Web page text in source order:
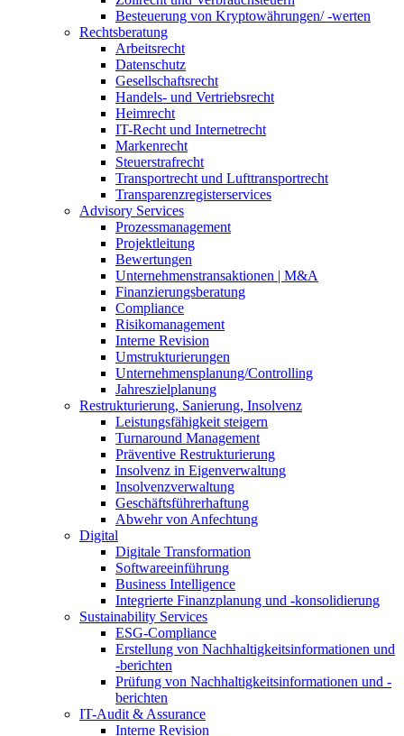
Besteuerung von Kryptowährungen/ -werten
Rechtsberatung
Arbeitsrecht
Datenschutz
Gesellschaftsrecht
Handels- und Vertriebsrecht
Heimrecht
IT-Recht und Internetrecht
Markenrecht
Steuerstrafrecht
Transportrecht und Lufttransportrecht
Transparenzregisterservices
Advisory Services
Prozessmanagement
Projektleitung
Bewertungen
Unternehmenstransaktionen | M&A
Finanzierungsberatung
Compliance
Risikomanagement
Interne Revision
Umstrukturierungen
Unternehmensplanung/Controlling
Jahreszielplanung
Restrukturierung, Sanierung, Insolvenz
Leistungsfähigkeit steigern
Turnaround Management
Präventive Restrukturierung
Insolvenz in Eigenverwaltung
Insolvenzverwaltung
Geschäftsführerhaftung
Abwehr von Anfechtung
Digital
Digitale Transformation
Softwareeinführung
Business Intelligence
Integrierte Finanzplanung und -konsolidierung
Sustainability Services
ESG-Compliance
Erstellung von Nachhaltigkeitsinformationen und
-berichten
Prüfung von Nachhaltigkeitsinformationen und -
berichten
IT-Audit & Assurance
Interne Revision